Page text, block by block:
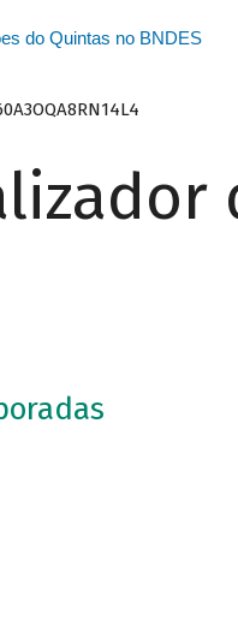
do Quintas no BNDES